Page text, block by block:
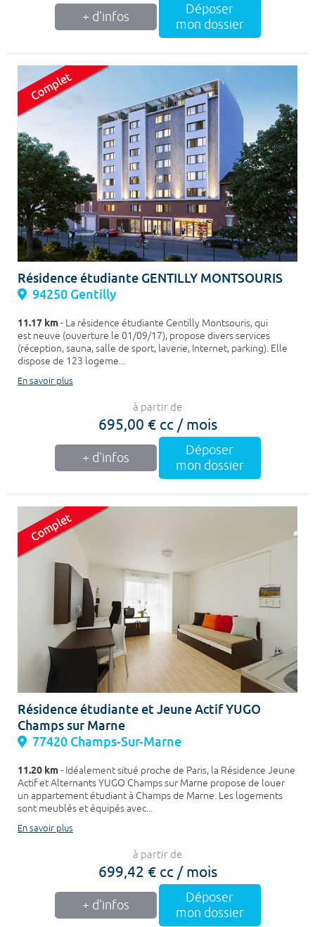
+ d'infos
Déposer
mon dossier
Résidence étudiante GENTILLY MONTSOURIS
94250 Gentilly
11.17 km- La résidence étudiante Gentilly Montsouris, qui
est neuve (ouverture le 01/09/17), propose divers services
(réception, sauna, salle de sport, laverie, Internet, parking). Elle
dispose de 123 logeme...
En savoir plus
à partir de
695,00 € cc / mois
+ d'infos
Déposer
mon dossier
Résidence étudiante et Jeune Actif YUGO
Champs sur Marne
77420 Champs-Sur-Marne
11.20 km- Idéalement situé proche de Paris, la Résidence Jeune
Actif et Alternants YUGO Champs sur Marne propose de louer
un appartement étudiant à Champs de Marne. Les logements
sont meublés et équipés avec...
En savoir plus
à partir de
699,42 € cc / mois
+ d'infos
Déposer
mon dossier